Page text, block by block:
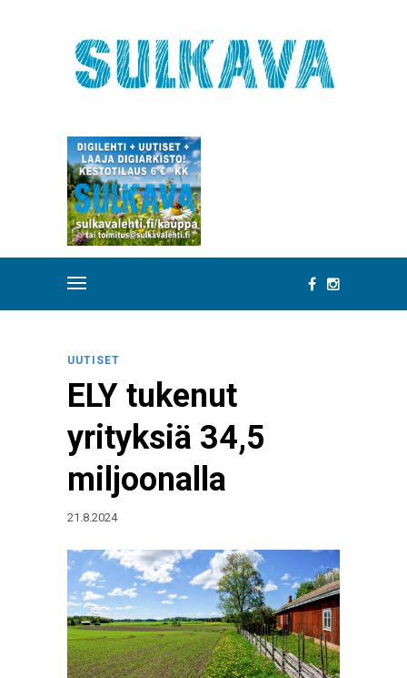
UUTISET
ELY tukenut
yrityksiä 34,5
miljoonalla
21.8.2024